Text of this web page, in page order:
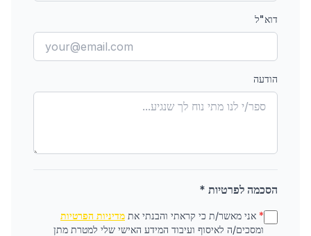
דוא"ל
הודעה
הסכמה לפרטיות *
* אני מאשר/ת כי קראתי והבנתי את מדיניות הפרטיות
ומסכים/ה לאיסוף ועיבוד המידע האישי שלי למטרת מתן